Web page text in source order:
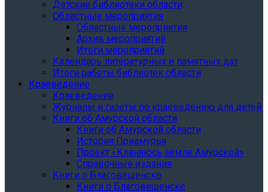
Детские библиотеки области
Областные мероприятия
Областные мероприятия
Архив мероприятий
Итоги мероприятий
Календарь литературных и памятных дат
Итоги работы библиотек области
Краеведение
Краеведение
Журналы и газеты по краеведению для детей
Книги об Амурской области
Книги об Амурской области
История Приамурья
Проект «Кланяюсь земле Амурской»
Справочные издания
Книги о Благовещенске
Книги о Благовещенске